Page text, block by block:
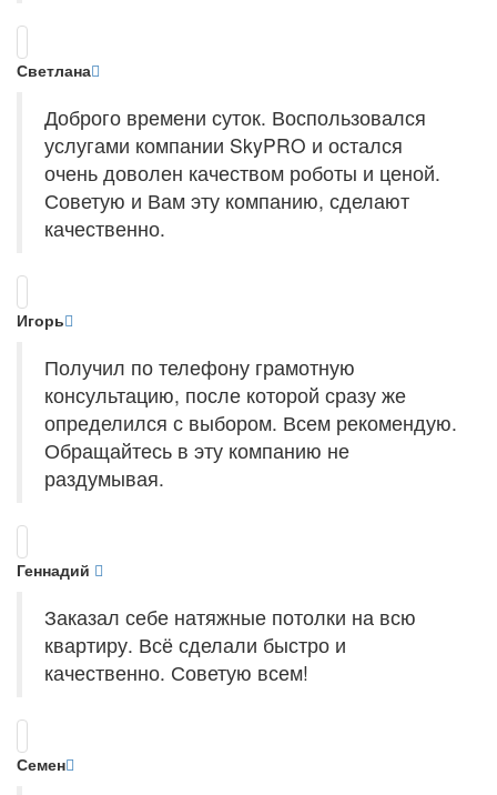
Светлана
Доброго времени суток. Воспользовался
услугами компании SkyPRO и остался
очень доволен качеством роботы и ценой.
Советую и Вам эту компанию, сделают
качественно.
Игорь
Получил по телефону грамотную
консультацию, после которой сразу же
определился с выбором. Всем рекомендую.
Обращайтесь в эту компанию не
раздумывая.
Геннадий
Заказал себе натяжные потолки на всю
квартиру. Всё сделали быстро и
качественно. Советую всем!
Семен